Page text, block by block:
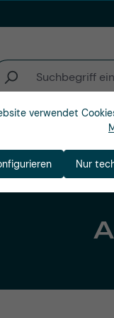
verwendet
Nur